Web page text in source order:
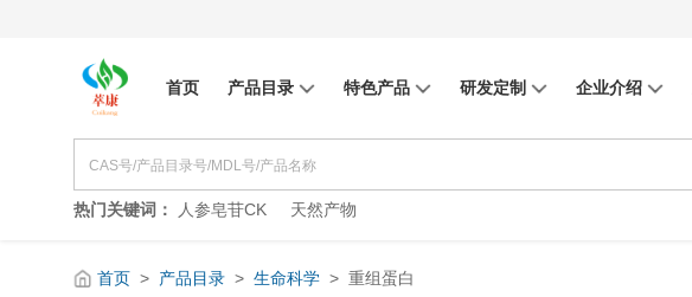
首页 产品目录 特色产品 研发定制 企业介绍
热门关键词： 人参皂苷CK 天然产物
首页 > 产品目录 > 生命科学 > 重组蛋白